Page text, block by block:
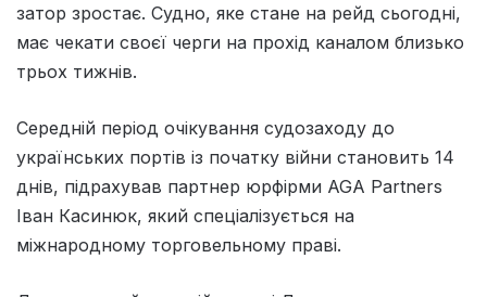
затор зростає. Судно, яке стане на рейд сьогодні,
має чекати своєї черги на прохід каналом близько
трьох тижнів.
Середній період очікування судозаходу до
українських портів із початку війни становить 14
днів, підрахував партнер юрфірми AGA Partners
Іван Касинюк, який спеціалізується на
міжнародному торговельному праві.